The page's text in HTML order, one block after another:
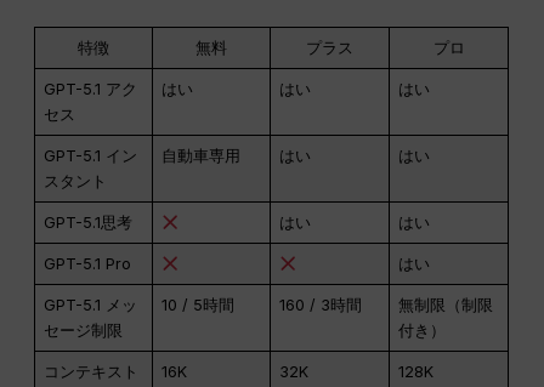
特徴 無料 プラス プロ
GPT-5.1 アク
セス
はい はい はい
GPT-5.1 イン
スタント
自動車専用 はい はい
GPT-5.1思考 はい はい
GPT-5.1 Pro はい
GPT-5.1 メッ
セージ制限
10 / 5時間 160 / 3時間
無制限（制限
付き）
コンテキスト
16K 32K 128K